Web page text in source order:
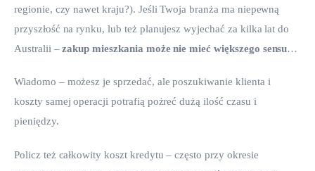
regionie, czy nawet kraju?). Jeśli Twoja branża ma niepewną
przyszłość na rynku, lub też planujesz wyjechać za kilka lat do
Australii – zakup mieszkania może nie mieć większego sensu…
Wiadomo – możesz je sprzedać, ale poszukiwanie klienta i
koszty samej operacji potrafią pożreć dużą ilość czasu i
pieniędzy.
Policz też całkowity koszt kredytu – często przy okresie